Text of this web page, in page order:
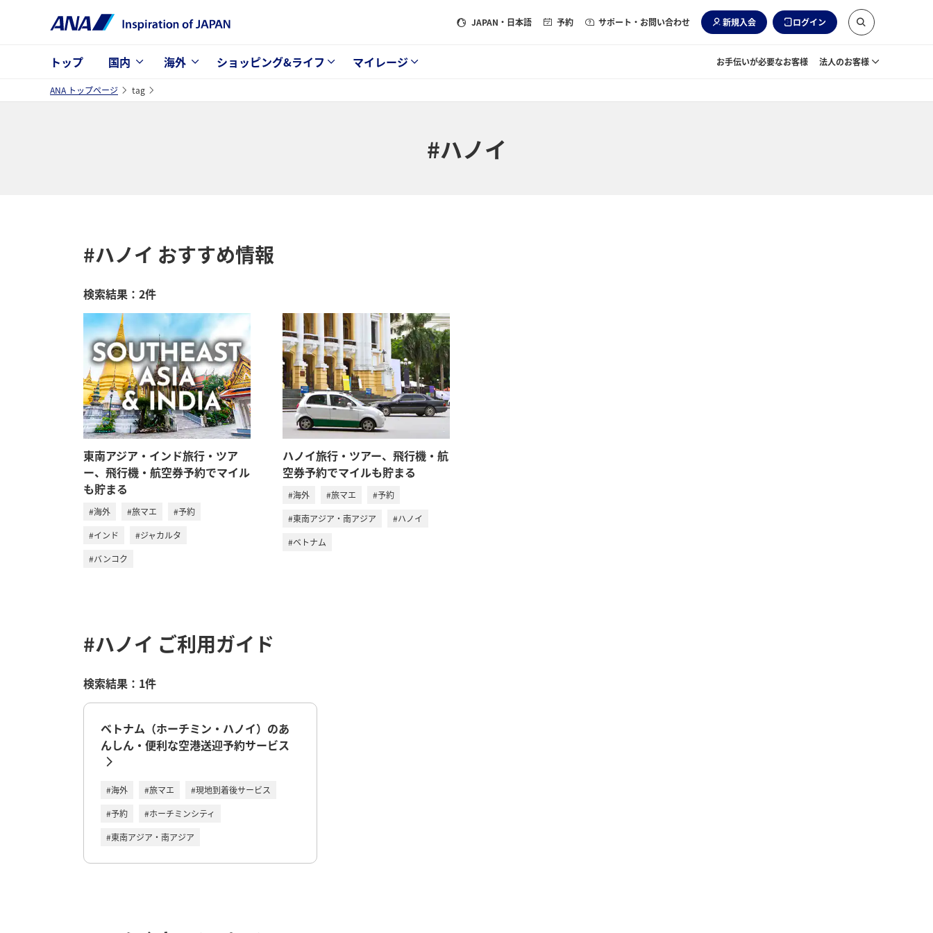
JAPAN ・日本語 予約 サポート・お問い合わせ 新規入会 ログイン
トップ 国内 海外 ショッピング&ライフ マイレージ お手伝いが必要なお客様 法人のお客様
ANA トップページ tag
#ハノイ
#ハノイ おすすめ情報
検索結果：2件
東南アジア・インド旅行・ツア
ー、飛行機・航空券予約でマイル
も貯まる
#海外 #旅マエ
#予約
#インド
#ジャカルタ
#バンコク
ハノイ旅行・ツアー、飛行機・航
空券予約でマイルも貯まる
#海外 #旅マエ
#予約
#東南アジア・南アジア
#ハノイ
#ベトナム
#ハノイ ご利用ガイド
検索結果：1件
ベトナム（ホーチミン・ハノイ）のあ
んしん・便利な空港送迎予約サービス
#海外 #旅マエ
#現地到着後サービス
#予約
#ホーチミンシティ
#東南アジア・南アジア